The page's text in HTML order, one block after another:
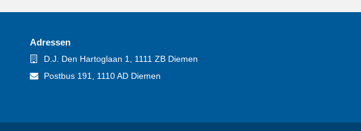
Adressen
Bezoekadres
D.J. Den Hartoglaan 1, 1111 ZB Diemen
Postadres
Postbus 191, 1110 AD Diemen